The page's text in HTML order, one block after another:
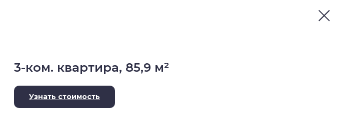
3-ком. квартира, 85,9 м²
Узнать стоимость